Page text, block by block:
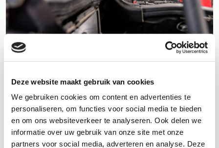
Deze website maakt gebruik van cookies
We gebruiken cookies om content en advertenties te
personaliseren, om functies voor social media te bieden
en om ons websiteverkeer te analyseren. Ook delen we
informatie over uw gebruik van onze site met onze
partners voor social media, adverteren en analyse. Deze
Onderhoud voor eerlijke
prijzen
Niemand houdt van verassingen achteraf. Daarom ontvangt u
bij ons altijd vooraf een prijsindicatie. Of het nu gaat om
onderhoud, reparatie of het laten uitvoeren van eenAPK. Stel,
we zijn met uw auto bezig en lopen toch tegen zaken aan die
wij vooraf niet hebben kunnen zien of goed hebben kunnen